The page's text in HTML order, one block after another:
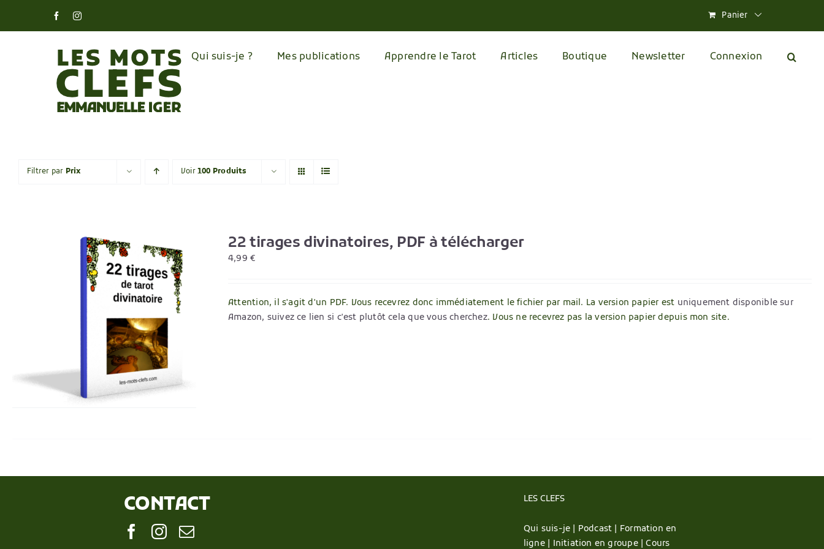
FacebookInstagram Panier
Qui suis-je ? Mes publications Apprendre le Tarot Articles Boutique Newsletter Connexion
Filtrer par Prix Voir100 Produits
22 tirages divinatoires, PDF à télécharger
4,99€
Attention, il s'agit d'un PDF. Vous recevrez donc immédiatement le fichier par mail. La version papier est uniquement disponible sur
Amazon, suivez ce lien si c'est plutôt cela que vous cherchez. Vous ne recevrez pas la version papier depuis mon site.
CONTACT LES CLEFS
Qui suis-je | Podcast | Formation en
ligne | Initiation en groupe |Cours